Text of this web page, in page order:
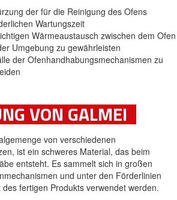
der für die Reinigung des Ofens
Wartungszeit
Wärmeaustausch zwischen dem Ofen
Umgebung zu gewährleisten
der Ofenhandhabungsmechanismen zu
VON GALMEI
von verschiedenen
ist ein schweres Material, das beim
entsteht. Es sammelt sich in großen
und unter den Förderlinien
fertigen Produkts verwendet werden.